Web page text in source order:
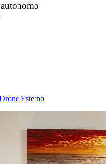
Drone Esterno